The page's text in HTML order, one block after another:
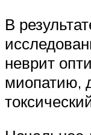
В
неврит
миопатию,